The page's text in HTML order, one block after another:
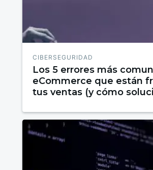
CIBERSEGURIDAD
Los 5 errores más
eCommerce que están
tus ventas (y cómo